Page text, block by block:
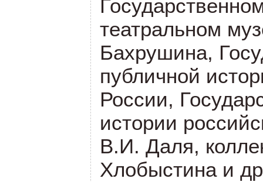
театральном
Бахрушина,
публичной
России,
истории
В.И. Даля,
Хлобыстина и